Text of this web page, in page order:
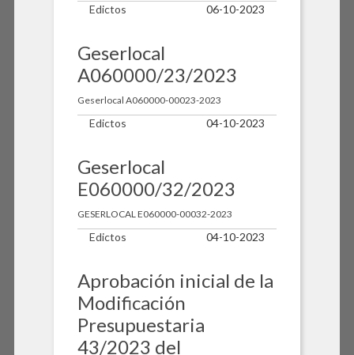
Edictos 06-10-2023
Geserlocal
A060000/23/2023
Geserlocal A060000-00023-2023
Edictos 04-10-2023
Geserlocal
E060000/32/2023
GESERLOCAL E060000-00032-2023
Edictos 04-10-2023
Aprobación inicial de la
Modificación
Presupuestaria
43/2023 del